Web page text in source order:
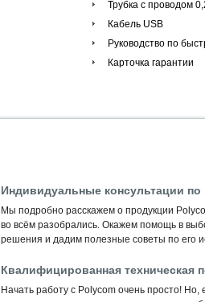
Трубка с проводом
Кабель USB
Руководство по
Карточка гарантии
Индивидуальные консультации по
Мы подробно расскажем о продукции
во всём разобрались. Окажем помощь в
решения и дадим полезные советы по его
Квалифицированная техническая
Начать работу с Polycom очень просто! Но,